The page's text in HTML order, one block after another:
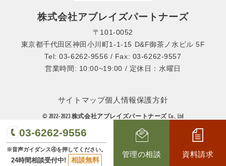
株式会社アブレイズパートナーズ
〒101-0052
東京都千代田区神田小川町1-1-15 D&F御茶ノ水ビル 5F
Tel: 03-6262-9556 / Fax: 03-6262-9557
営業時間: 10:00~19:00 / 定休日：水曜日
© 2022-2023 株式会社アブレイズパートナーズ Co., Ltd
サイトマップ個人情報保護方針
03-6262-9556
※音声ガイダンス④を押してください。
24時間相談受付中! 相談無料
管理の相談 資料請求